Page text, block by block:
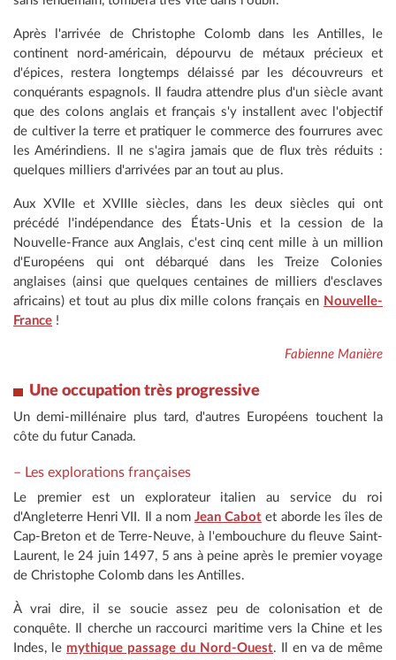
Après l'arrivée de Christophe Colomb dans les Antilles, le
continent nord-américain, dépourvu de métaux précieux et
d'épices, restera longtemps délaissé par les découvreurs et
conquérants espagnols. Il faudra attendre plus d'un siècle avant
que des colons anglais et français s'y installent avec l'objectif
de cultiver la terre et pratiquer le commerce des fourrures avec
les Amérindiens. Il ne s'agira jamais que de flux très réduits :
quelques milliers d'arrivées par an tout au plus.
Aux XVIIe et XVIIIe siècles, dans les deux siècles qui ont
précédé l'indépendance des États-Unis et la cession de la
Nouvelle-France aux Anglais, c'est cinq cent mille à un million
d'Européens qui ont débarqué dans les Treize Colonies
anglaises (ainsi que quelques centaines de milliers d'esclaves
africains) et tout au plus dix mille colons français en Nouvelle-
France !
Fabienne Manière
Une occupation très progressive
Un demi-millénaire plus tard, d'autres Européens touchent la
côte du futur Canada.
– Les explorations françaises
Le premier est un explorateur italien au service du roi
d'Angleterre Henri VII. Il a nom Jean Cabot et aborde les îles de
Cap-Breton et de Terre-Neuve, à l'embouchure du fleuve Saint-
Laurent, le 24 juin 1497, 5 ans à peine après le premier voyage
de Christophe Colomb dans les Antilles.
À vrai dire, il se soucie assez peu de colonisation et de
conquête. Il cherche un raccourci maritime vers la Chine et les
Indes, le mythique passage du Nord-Ouest. Il en va de même